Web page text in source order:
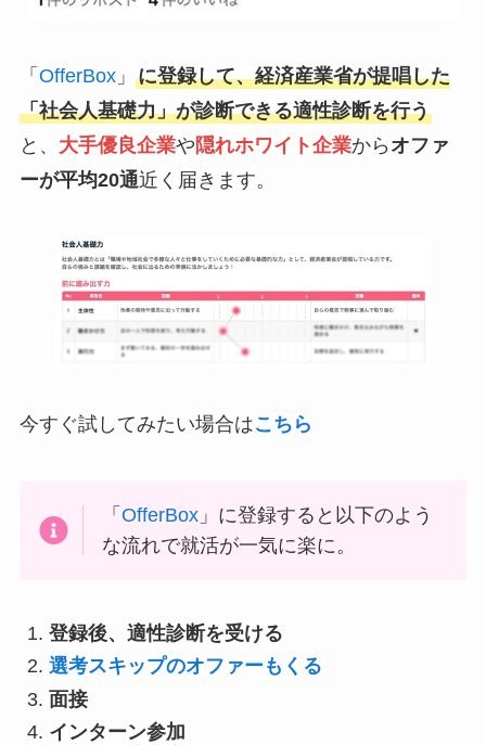
「 OfferBox」 に登録して、経済産業省が提唱した
「社会人基礎力」が診断できる適性診断を行う
と、 大手優良企業や隠れホワイト企業から オファ
ーが平均20通近く届きます。
今すぐ試してみたい場合はこちら
「OfferBox 」に登録すると以下のよう
な流れで就活が一気に楽に。
登録後、適性診断を受ける
選考スキップのオファーもくる
面接
インターン参加